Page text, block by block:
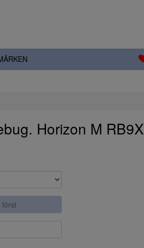
Horizon M RB9X
först